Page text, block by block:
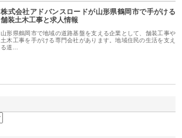
株式会社アドバンスロードが山形県鶴岡市で手がける
舗装土木工事と求人情報
山形県鶴岡市で地域の道路基盤を支える企業として、舗装工事や
土木工事を手がける専門会社があります。地域住民の生活を支え
る道…